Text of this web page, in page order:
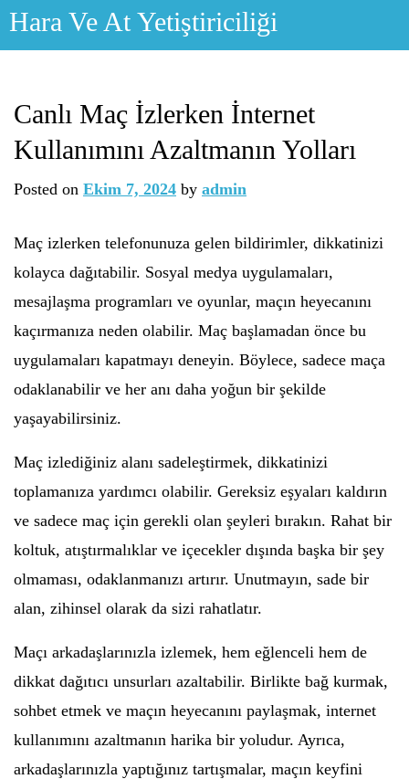
Skip
Hara Ve At Yetiştiriciliği
Canlı Maç İzlerken İnternet
Kullanımını Azaltmanın Yolları
Posted on Ekim 7, 2024 by admin
Maç izlerken telefonunuza gelen bildirimler, dikkatinizi
kolayca dağıtabilir. Sosyal medya uygulamaları,
mesajlaşma programları ve oyunlar, maçın heyecanını
kaçırmanıza neden olabilir. Maç başlamadan önce bu
uygulamaları kapatmayı deneyin. Böylece, sadece maça
odaklanabilir ve her anı daha yoğun bir şekilde
yaşayabilirsiniz.
Maç izlediğiniz alanı sadeleştirmek, dikkatinizi
toplamanıza yardımcı olabilir. Gereksiz eşyaları kaldırın
ve sadece maç için gerekli olan şeyleri bırakın. Rahat bir
koltuk, atıştırmalıklar ve içecekler dışında başka bir şey
olmaması, odaklanmanızı artırır. Unutmayın, sade bir
alan, zihinsel olarak da sizi rahatlatır.
Maçı arkadaşlarınızla izlemek, hem eğlenceli hem de
dikkat dağıtıcı unsurları azaltabilir. Birlikte bağ kurmak,
sohbet etmek ve maçın heyecanını paylaşmak, internet
kullanımını azaltmanın harika bir yoludur. Ayrıca,
arkadaşlarınızla yaptığınız tartışmalar, maçın keyfini